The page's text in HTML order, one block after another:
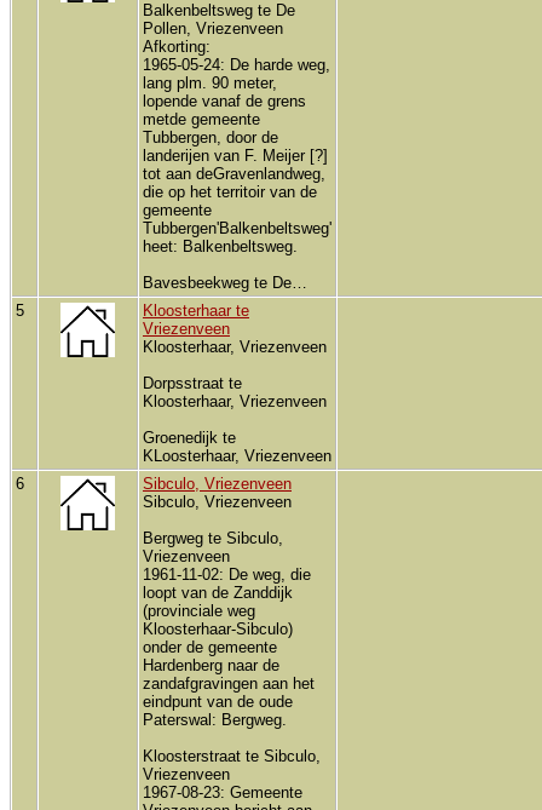
Balkenbeltsweg te De
Pollen, Vriezenveen
Afkorting:
1965-05-24: De harde weg,
lang plm. 90 meter,
lopende vanaf de grens
metde gemeente
Tubbergen, door de
landerijen van F. Meijer [?]
tot aan deGravenlandweg,
die op het territoir van de
gemeente
Tubbergen'Balkenbeltsweg'
heet: Balkenbeltsweg.
Bavesbeekweg te De…
5
Kloosterhaar te
Vriezenveen
Kloosterhaar, Vriezenveen
Dorpsstraat te
Kloosterhaar, Vriezenveen
Groenedijk te
KLoosterhaar, Vriezenveen
6
Sibculo, Vriezenveen
Sibculo, Vriezenveen
Bergweg te Sibculo,
Vriezenveen
1961-11-02: De weg, die
loopt van de Zanddijk
(provinciale weg
Kloosterhaar-Sibculo)
onder de gemeente
Hardenberg naar de
zandafgravingen aan het
eindpunt van de oude
Paterswal: Bergweg.
Kloosterstraat te Sibculo,
Vriezenveen
1967-08-23: Gemeente